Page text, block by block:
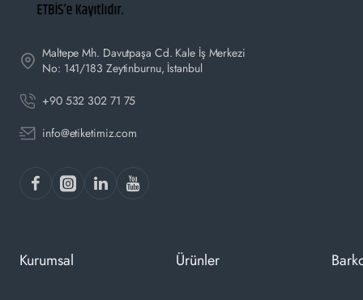
Maltepe Mh. Davutpaşa Cd. Kale İş Merkezi
No: 141/183 Zeytinburnu, İstanbul
+90 532 302 71 75
info@etiketimiz.com
Kurumsal Ürünler